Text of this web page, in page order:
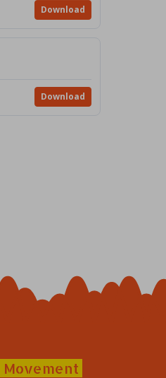
Download
Download
Movement